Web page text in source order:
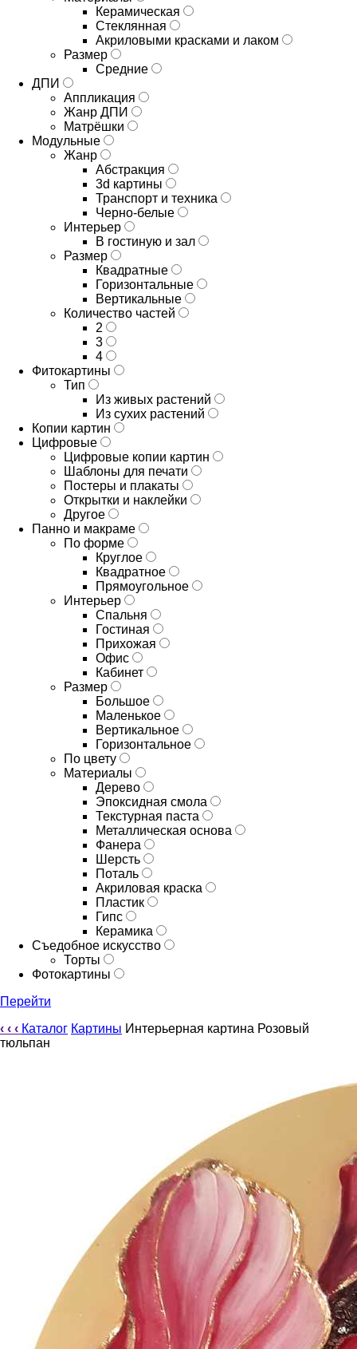
Керамическая
Стеклянная
Акриловыми красками и лаком
Размер
Средние
ДПИ
Аппликация
Жанр ДПИ
Матрёшки
Модульные
Жанр
Абстракция
3d картины
Транспорт и техника
Черно-белые
Интерьер
В гостиную и зал
Размер
Квадратные
Горизонтальные
Вертикальные
Количество частей
2
3
4
Фитокартины
Тип
Из живых растений
Из сухих растений
Копии картин
Цифровые
Цифровые копии картин
Шаблоны для печати
Постеры и плакаты
Открытки и наклейки
Другое
Панно и макраме
По форме
Круглое
Квадратное
Прямоугольное
Интерьер
Спальня
Гостиная
Прихожая
Офис
Кабинет
Размер
Большое
Маленькое
Вертикальное
Горизонтальное
По цвету
Материалы
Дерево
Эпоксидная смола
Текстурная паста
Металлическая основа
Фанера
Шерсть
Поталь
Акриловая краска
Пластик
Гипс
Керамика
Съедобное искусство
Торты
Фотокартины
Перейти
‹ ‹ ‹ Каталог Картины Интерьерная картина Розовый
тюльпан